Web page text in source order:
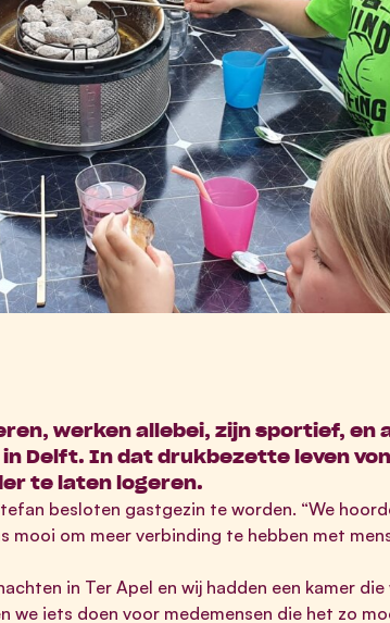
werken allebei, zijn sportief,
Delft. In dat drukbezette leven
te laten logeren.
besloten gastgezin te worden. “We
mooi om meer verbinding te hebben met
in Ter Apel en wij hadden een kamer
iets doen voor medemensen die het zo